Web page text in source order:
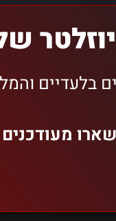
בלעדיים